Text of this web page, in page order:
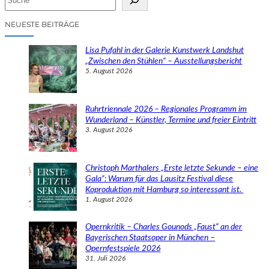
cNEUESTE BEITRÄGE
Lisa Pufahl in der Galerie Kunstwerk Landshut
„Zwischen den Stühlen“ – Ausstellungsbericht
5. August 2026
Ruhrtriennale 2026 – Regionales Programm im
Wunderland – Künstler, Termine und freier Eintritt
3. August 2026
Christoph Marthalers „Erste letzte Sekunde – eine
Gala“: Warum für das Lausitz Festival diese
Koproduktion mit Hamburg so interessant ist.
1. August 2026
Opernkritik – Charles Gounods „Faust“ an der
Bayerischen Staatsoper in München –
Opernfestspiele 2026
31. Juli 2026